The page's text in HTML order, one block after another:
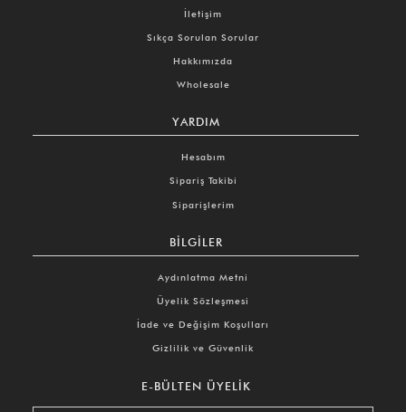
İletişim
Sıkça Sorulan Sorular
Hakkımızda
Wholesale
YARDIM
Hesabım
Sipariş Takibi
Siparişlerim
BILGILER
Aydınlatma Metni
Üyelik Sözleşmesi
İade ve Değişim Koşulları
Gizlilik ve Güvenlik
E-BÜLTEN ÜYELIK